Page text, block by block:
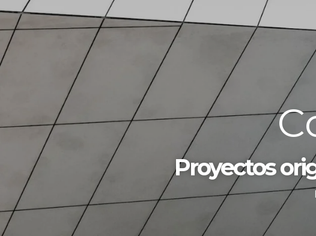
Proyectos